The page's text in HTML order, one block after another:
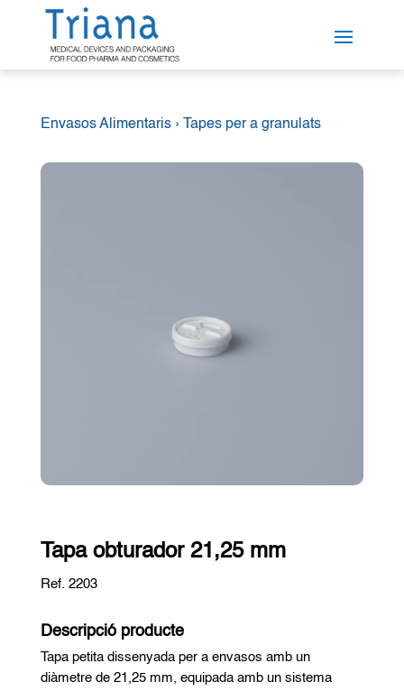
Envasos Alimentaris› Tapes per a granulats
Tapa obturador 21,25 mm
Ref. 2203
Descripció producte
Tapa petita dissenyada per a envasos amb un
diàmetre de 21,25 mm, equipada amb un sistema